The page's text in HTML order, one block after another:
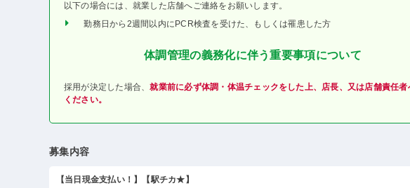
以下の場合には、就業した店舗へご連絡をお願いします。
勤務日から2週間以内にPCR検査を受けた、もしくは罹患した方
体調管理の義務化に伴う重要事項について
採用が決定した場合、就業前に必ず体調・体温チェックをした上、店長、又は店舗責任者
ください。
募集内容
【当日現金支払い！】【駅チカ★】